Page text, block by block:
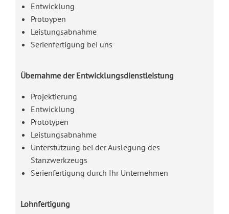
Entwicklung
Protoypen
Leistungsabnahme
Serienfertigung bei uns
Übernahme der Entwicklungsdienstleistung
Projektierung
Entwicklung
Prototypen
Leistungsabnahme
Unterstützung bei der Auslegung des
Stanzwerkzeugs
Serienfertigung durch Ihr Unternehmen
Lohnfertigung